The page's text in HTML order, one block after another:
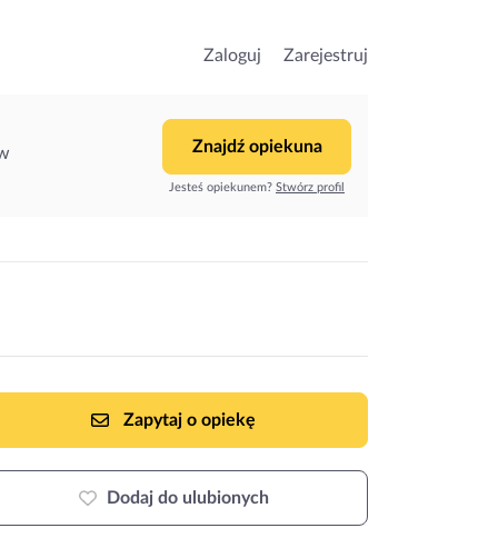
Zaloguj Zarejestruj
Znajdź opiekuna
Jesteś opiekunem? Stwórz profil
Zapytaj o opiekę
Dodaj do ulubionych